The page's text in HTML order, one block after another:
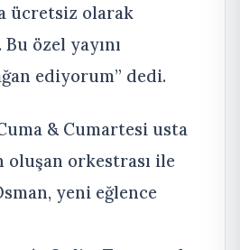
ücretsiz olarak
özel yayını
ediyorum” dedi.
& Cumartesi usta
oluşan orkestrası ile
yeni eğlence